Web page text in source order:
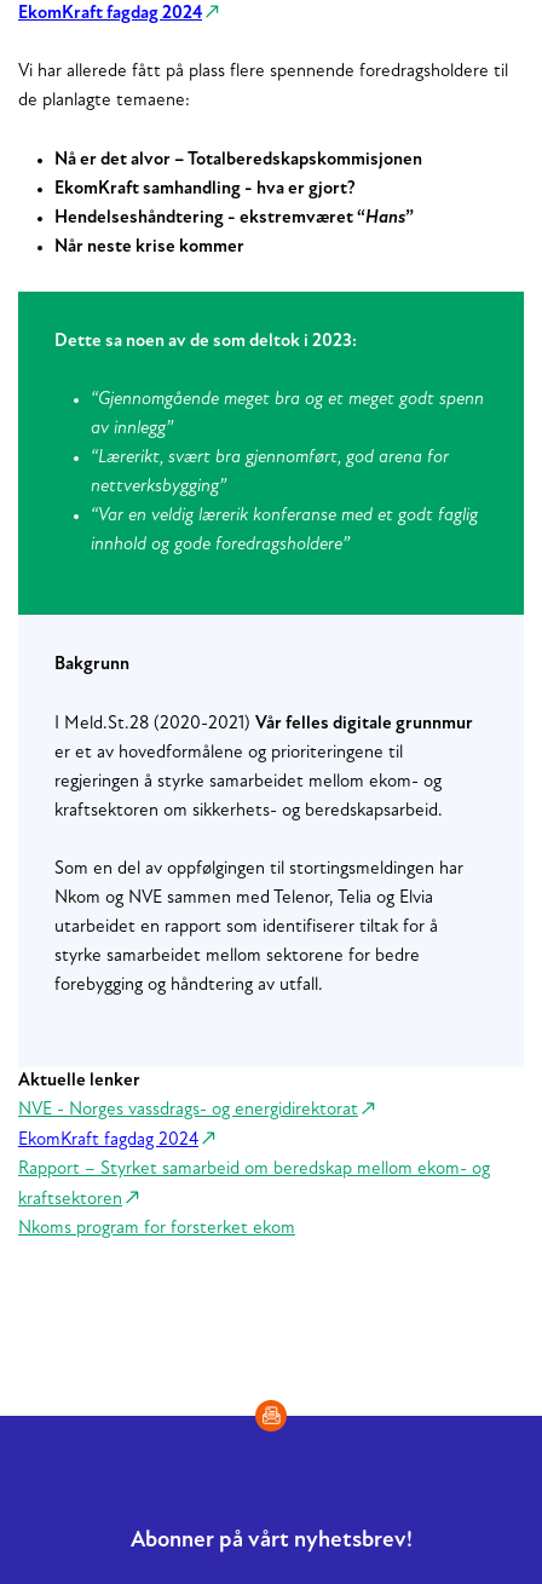
EkomKraft fagdag 2024
Vi har allerede fått på plass flere spennende foredragsholdere til
de planlagte temaene:
Nå er det alvor – Totalberedskapskommisjonen
EkomKraft samhandling - hva er gjort?
Hendelseshåndtering - ekstremværet “Hans”
Når neste krise kommer
Dette sa noen av de som deltok i 2023:
“Gjennomgående meget bra og et meget godt spenn
av innlegg”
“Lærerikt, svært bra gjennomført, god arena for
nettverksbygging”
“Var en veldig lærerik konferanse med et godt faglig
innhold og gode foredragsholdere”
Bakgrunn
I Meld.St.28 (2020-2021) Vår felles digitale grunnmur
er et av hovedformålene og prioriteringene til
regjeringen å styrke samarbeidet mellom ekom- og
kraftsektoren om sikkerhets- og beredskapsarbeid.
Som en del av oppfølgingen til stortingsmeldingen har
Nkom og NVE sammen med Telenor, Telia og Elvia
utarbeidet en rapport som identifiserer tiltak for å
styrke samarbeidet mellom sektorene for bedre
forebygging og håndtering av utfall.
Aktuelle lenker
NVE - Norges vassdrags- og energidirektorat
EkomKraft fagdag 2024
Rapport – Styrket samarbeid om beredskap mellom ekom- og
kraftsektoren
Nkoms program for forsterket ekom
Abonner på vårt nyhetsbrev!